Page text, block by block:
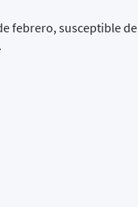
febrero, susceptible de